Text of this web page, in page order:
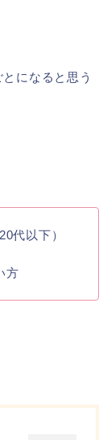
になると思う
代以下）
方